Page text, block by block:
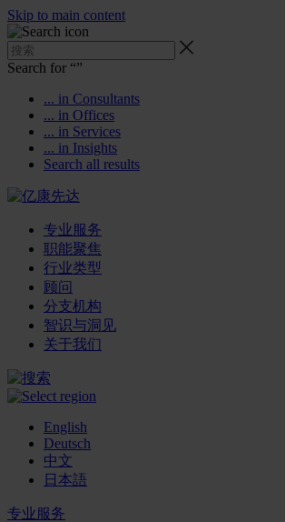
Skip to main content
Search for “”
... in Consultants
... in Offices
... in Services
... in Insights
Search all results
专业服务
职能聚焦
行业类型
顾问
分支机构
智识与洞见
关于我们
English
Deutsch
中文
日本語
专业服务